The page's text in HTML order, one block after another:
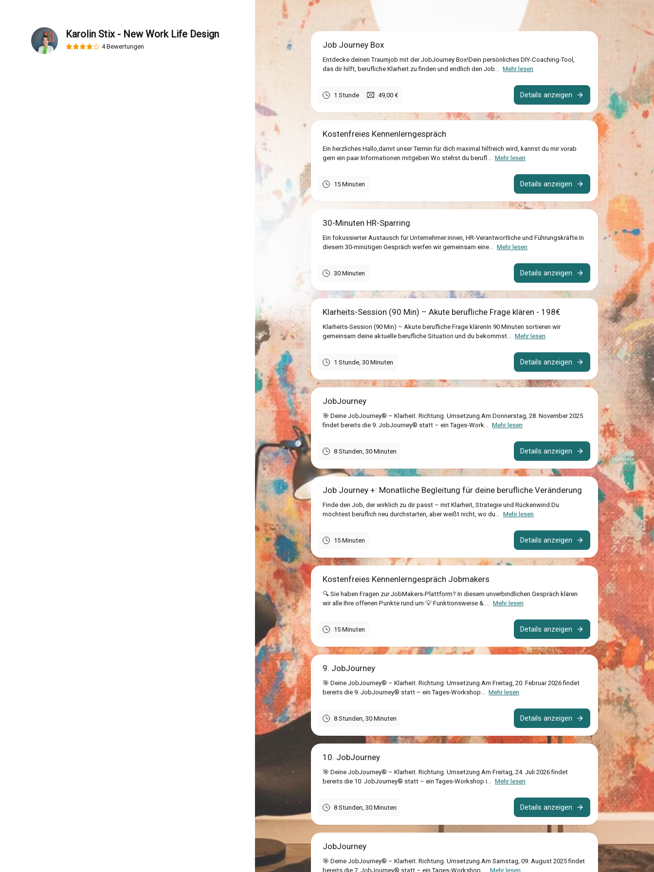
Karolin Stix - New Work Life Design
4 Bewertungen Job Journey Box
Entdecke deinen Traumjob mit der JobJourney Box!Dein persönliches DIY-Coaching-Tool,
das dir hilft, berufliche Klarheit zu finden und endlich den Job... Mehr lesen
1 Stunde 49,00 € Details anzeigen
Kostenfreies Kennenlerngespräch
Ein herzliches Hallo,damit unser Termin für dich maximal hilfreich wird, kannst du mir vorab
gern ein paar Informationen mitgeben:Wo stehst du berufl... Mehr lesen
15 Minuten Details anzeigen
30-Minuten HR-Sparring
Ein fokussierter Austausch für Unternehmer:innen, HR-Verantwortliche und Führungskräfte.In
diesem 30-minütigen Gespräch werfen wir gemeinsam eine... Mehr lesen
30 Minuten Details anzeigen
Klarheits-Session (90 Min) – Akute berufliche Frage klären - 198€
Klarheits-Session (90 Min) – Akute berufliche Frage klärenIn 90 Minuten sortieren wir
gemeinsam deine aktuelle berufliche Situation und du bekommst... Mehr lesen
1 Stunde, 30 Minuten Details anzeigen
JobJourney
🎯 Deine JobJourney® – Klarheit. Richtung. Umsetzung.Am Donnerstag, 28. November 2025
findet bereits die 9. JobJourney® statt – ein Tages-Work... Mehr lesen
8 Stunden, 30 Minuten Details anzeigen
Job Journey +: Monatliche Begleitung für deine berufliche Veränderung
Finde den Job, der wirklich zu dir passt – mit Klarheit, Strategie und Rückenwind.Du
möchtest beruflich neu durchstarten, aber weißt nicht, wo du... Mehr lesen
15 Minuten Details anzeigen
Kostenfreies Kennenlerngespräch Jobmakers
🔍 Sie haben Fragen zur JobMakers-Plattform? In diesem unverbindlichen Gespräch klären
wir alle Ihre offenen Punkte rund um:💡 Funktionsweise & ... Mehr lesen
15 Minuten Details anzeigen
9. JobJourney
🎯 Deine JobJourney® – Klarheit. Richtung. Umsetzung.Am Freitag, 20. Februar 2026 findet
bereits die 9. JobJourney® statt – ein Tages-Workshop... Mehr lesen
8 Stunden, 30 Minuten Details anzeigen
10. JobJourney
🎯 Deine JobJourney® – Klarheit. Richtung. Umsetzung.Am Freitag, 24. Juli 2026 findet
bereits die 10. JobJourney® statt – ein Tages-Workshop i... Mehr lesen
8 Stunden, 30 Minuten Details anzeigen
JobJourney
🎯 Deine JobJourney® – Klarheit. Richtung. Umsetzung.Am Samstag, 09. August 2025 findet
bereits die 7. JobJourney® statt – ein Tages-Workshop ...
Mehr lesen